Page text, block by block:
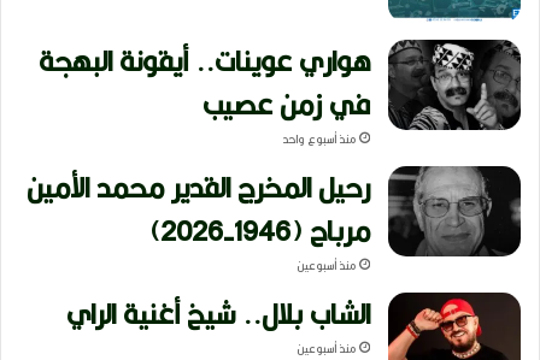
هواري عوينات.. أيقونة البهجة
في زمن عصيب
منذ أسبوع واحد
رحيل المخرج القدير محمد الأمين
مرباح (1946-2026)
منذ أسبوعين
الشاب بلال.. شيخ أغنية الراي
منذ أسبوعين